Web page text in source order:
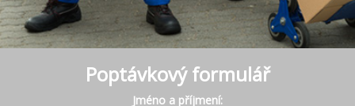
Poptávkový formulář
Jméno a příjmení: